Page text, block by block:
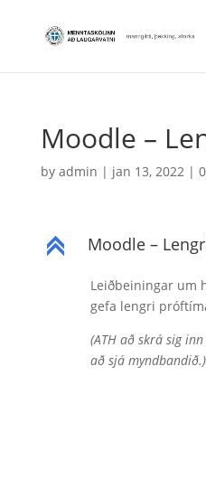
Moodle –
by admin | jan 13, 2022|
C Moodle –
Leiðbeiningar um
gefa lengri
(ATH að skrá sig
að sjá myndbandið.)